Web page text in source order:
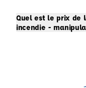
Quel est le prix de
incendie -